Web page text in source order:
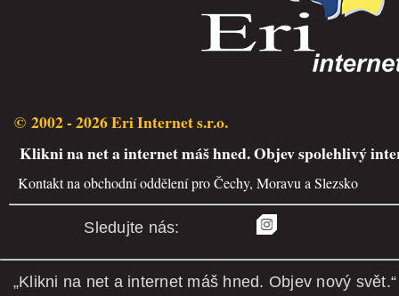
© 2002 - 2026 Eri Internet s.r.o.
Klikni na net a internet máš hned. Objev spolehlivý
Kontakt na obchodní oddělení pro Čechy, Moravu a Slezsko
Sledujte nás:
„Klikni na net a internet máš hned. Objev nový svět.“